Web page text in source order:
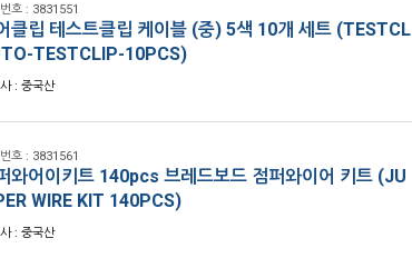
호 : 3831551
클립 테스트클립 케이블 (중) 5색 10개 세트 (TESTCL
TESTCLIP-10PCS)
: 중국산
호 : 3831561
와어이키트 140pcs 브레드보드 점퍼와이어 키트 (JU
WIRE KIT 140PCS)
: 중국산